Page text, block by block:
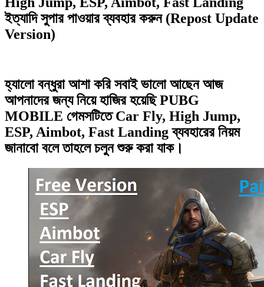
ইত্যাদি সুপার পাওয়ার ব্যবহার করুন (Repost Update
Version)
হ্যালো বন্ধুরা আশা করি সবাই ভালো আছেন আজ
আপনাদের জন্য নিয়ে হাজির হয়েছি PUBG
MOBILE গেমসটিতে Car Fly, High Jump,
ESP, Aimbot, Fast Landing ব্যবহারের নিয়ম
জানাবো বলে তাহলে চলুন শুরু করা যাক।